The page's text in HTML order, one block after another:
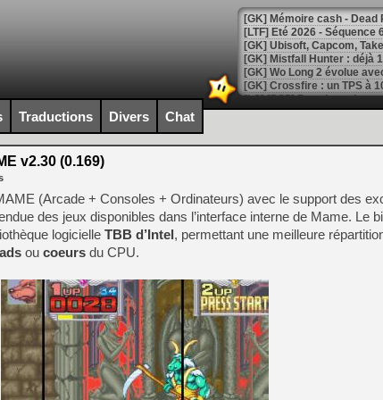
[LTF] Eté 2026 - Séquence
[GK] Mistfall Hunter : déjà
[GK] Wo Long 2 évolue
[GK] Crossfire : un TPS à
[LS] [PS5] Premiers
[Mo5] DOOM arrive en
[GK] Bethesda fête les 30
[GK] Roblox : l'action en
[GK] Agenda - GeForce
[GK] Devolver Digital en a
[LS] [PS5] ps5-y2jb-
[GK] Pourquoi Marvel
[GK] Test : Restory : Chill
[GK] GTA 6 : Rockstar
[GK] Hot Wheels Infinite
[GK] Mémoire cash -
Traductions Divers Chat
v2.30 (0.169)
(Arcade + Consoles + Ordinateurs) avec le support des
des jeux disponibles dans l’interface interne de Mame. Le
logicielle TBB d’Intel, permettant une meilleure
ou coeurs du CPU.